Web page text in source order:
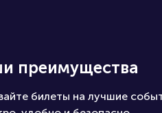
преимущества
билеты на лучшие